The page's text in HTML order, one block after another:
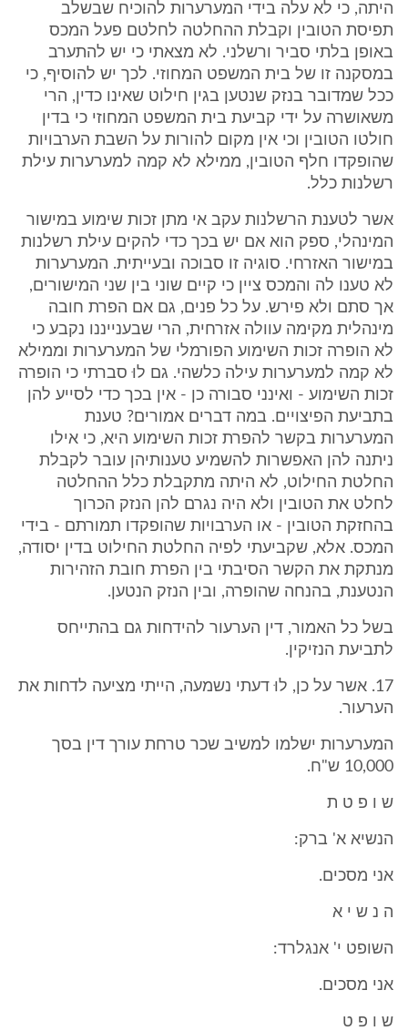
היתה, כי לא עלה בידי המערערות להוכיח שבשלב
תפיסת הטובין וקבלת ההחלטה לחלטם פעל המכס
באופן בלתי סביר ורשלני. לא מצאתי כי יש להתערב
במסקנה זו של בית המשפט המחוזי. לכך יש להוסיף, כי
ככל שמדובר בנזק שנטען בגין חילוט שאינו כדין, הרי
משאושרה על ידי קביעת בית המשפט המחוזי כי בדין
חולטו הטובין וכי אין מקום להורות על השבת הערבויות
שהופקדו חלף הטובין, ממילא לא קמה למערערות עילת
רשלנות כלל.
אשר לטענת הרשלנות עקב אי מתן זכות שימוע במישור
המינהלי, ספק הוא אם יש בכך כדי להקים עילת רשלנות
במישור האזרחי. סוגיה זו סבוכה ובעייתית. המערערות
לא טענו לה והמכס ציין כי קיים שוני בין שני המישורים,
אך סתם ולא פירש. על כל פנים, גם אם הפרת חובה
מינהלית מקימה עוולה אזרחית, הרי שבענייננו נקבע כי
לא הופרה זכות השימוע הפורמלי של המערערות וממילא
לא קמה למערערות עילה כלשהי. גם לוּ סברתי כי הופרה
זכות השימוע - ואינני סבורה כן - אין בכך כדי לסייע להן
בתביעת הפיצויים. במה דברים אמורים? טענת
המערערות בקשר להפרת זכות השימוע היא, כי אילו
ניתנה להן האפשרות להשמיע טענותיהן עובר לקבלת
החלטת החילוט, לא היתה מתקבלת כלל ההחלטה
לחלט את הטובין ולא היה נגרם להן הנזק הכרוך
בהחזקת הטובין - או הערבויות שהופקדו תמורתם - בידי
המכס. אלא, שקביעתי לפיה החלטת החילוט בדין יסודה,
מנתקת את הקשר הסיבתי בין הפרת חובת הזהירות
הנטענת, בהנחה שהופרה, ובין הנזק הנטען.
בשל כל האמור, דין הערעור להידחות גם בהתייחס
לתביעת הנזיקין.
‎17. אשר על כן, לוּ דעתי נשמעה, הייתי מציעה לדחות את
הערעור.
המערערות ישלמו למשיב שכר טרחת עורך דין בסך
‎10,000 ש"ח.
ש ו פ ט ת
הנשיא א' ברק:
אני מסכים.
ה נ ש י א
השופט י' אנגלרד:
אני מסכים.
ש ו פ ט